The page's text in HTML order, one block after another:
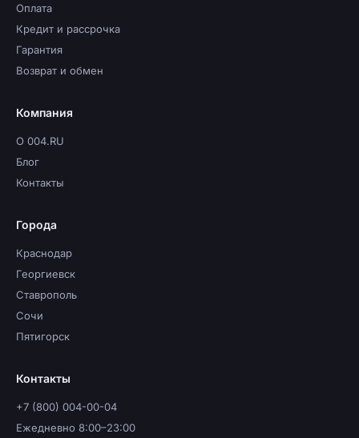
Оплата
Кредит и рассрочка
Гарантия
Возврат и обмен
Компания
О 004.RU
Блог
Контакты
Города
Краснодар
Георгиевск
Ставрополь
Сочи
Пятигорск
Контакты
+7 (800) 004-00-04
Ежедневно 8:00–23:00